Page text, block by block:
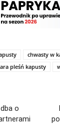
chwasty w
pleśń kapusty
o